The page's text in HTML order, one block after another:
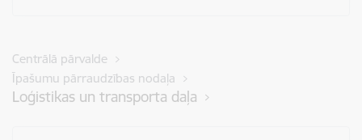
Centrālā pārvalde
Īpašumu pārraudzības nodaļa
Loģistikas un transporta daļa